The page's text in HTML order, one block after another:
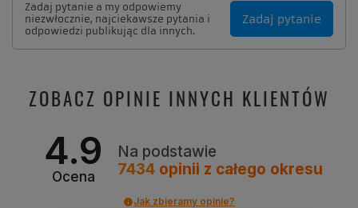
Zadaj pytanie a my odpowiemy
niezwłocznie, najciekawsze pytania i
odpowiedzi publikując dla innych.
Zadaj pytanie
ZOBACZ OPINIE INNYCH KLIENTÓW
4.9
Ocena
Na podstawie
7434 opinii z całego okresu
Jak zbieramy opinie?